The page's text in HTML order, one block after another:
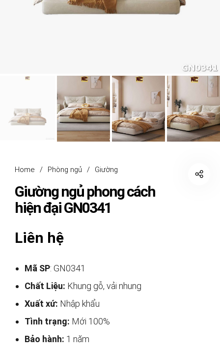
Home / Phòng ngủ / Giường
Giường ngủ phong cách
hiện đại GN0341
Liên hệ
Mã SP: GN0341
Chất Liệu: Khung gỗ, vải nhung
Xuất xứ: Nhập khẩu
Tình trạng: Mới 100%
Bảo hành: 1 năm